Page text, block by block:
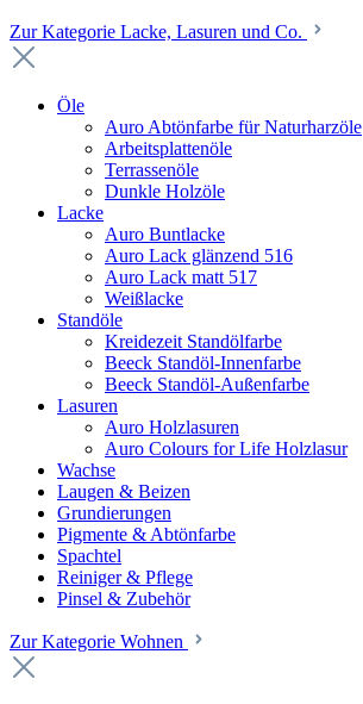
Zur Kategorie Lacke, Lasuren und Co.
Öle
Auro Abtönfarbe für Naturharzöle
Arbeitsplattenöle
Terrassenöle
Dunkle Holzöle
Lacke
Auro Buntlacke
Auro Lack glänzend 516
Auro Lack matt 517
Weißlacke
Standöle
Kreidezeit Standölfarbe
Beeck Standöl-Innenfarbe
Beeck Standöl-Außenfarbe
Lasuren
Auro Holzlasuren
Auro Colours for Life Holzlasur
Wachse
Laugen & Beizen
Grundierungen
Pigmente & Abtönfarbe
Spachtel
Reiniger & Pflege
Pinsel & Zubehör
Zur Kategorie Wohnen